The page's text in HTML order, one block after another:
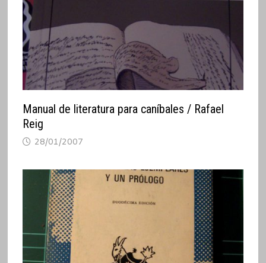
Manual de literatura para caníbales / Rafael
Reig
28/01/2007